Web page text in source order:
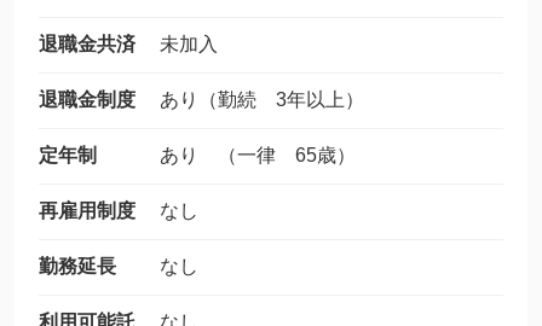
退職金共済 未加入
退職金制度 あり（勤続 3年以上）
定年制 あり （一律 65歳）
再雇用制度 なし
勤務延長 なし
利用可能託
なし